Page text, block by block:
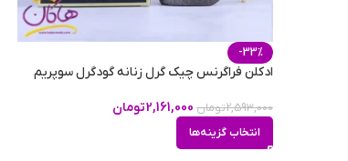
حجم
مشابه ادکلن
-33%
ادکلن فراگرنس چیک گرل زنانه گودگرل سوپریم
2,593,000تومان 2,161,000تومان
انتخاب گزینه‌ها